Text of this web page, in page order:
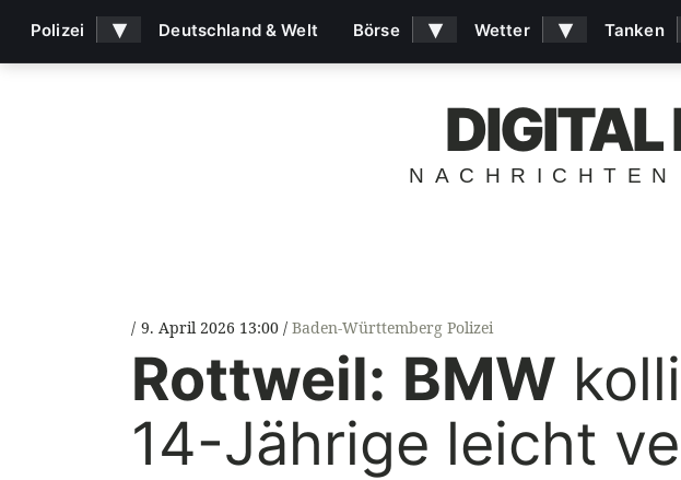
DIGITAL
9. April 2026 13:00 Baden-Württemberg Polizei
Rottweil: BMW
14-Jährige leicht
Polizei ▾ Deutschland & Welt Börse ▾ Wetter ▾ Tanken